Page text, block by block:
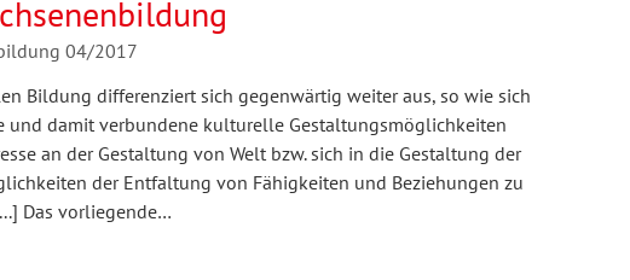
04/2017
Bildung differenziert sich gegenwärtig weiter aus, so wie sich
und damit verbundene kulturelle Gestaltungsmöglichkeiten
an der Gestaltung von Welt bzw. sich in die Gestaltung der
der Entfaltung von Fähigkeiten und Beziehungen zu
Das vorliegende…